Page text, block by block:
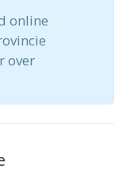
online
over